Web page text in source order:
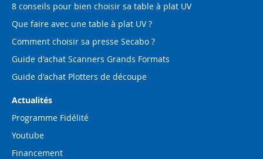
8 conseils pour bien choisir sa table à plat UV
Que faire avec une table à plat UV ?
Comment choisir sa presse Secabo ?
Guide d'achat Scanners Grands Formats
Guide d'achat Plotters de découpe
Actualités
Programme Fidélité
Youtube
Financement